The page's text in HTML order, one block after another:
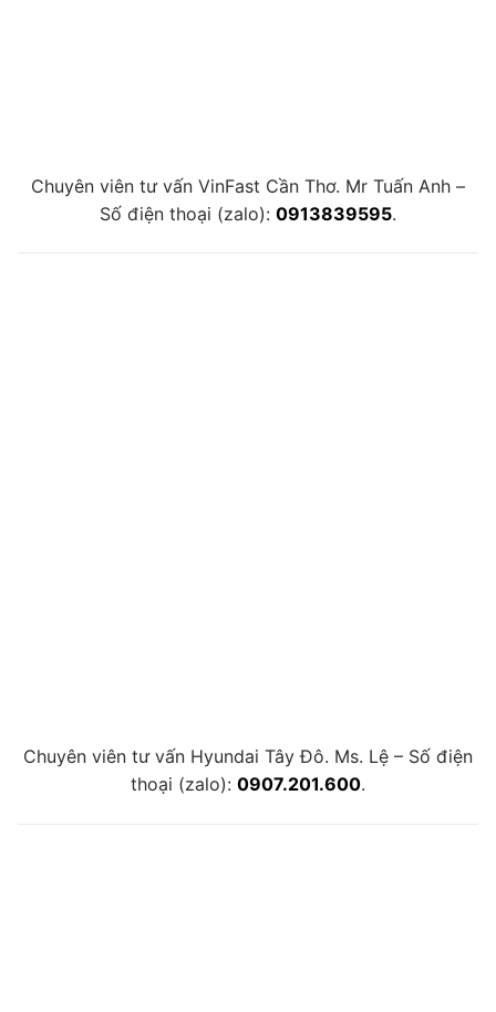
Chuyên viên tư vấn VinFast Cần Thơ. Mr Tuấn Anh –
Số điện thoại (zalo): 0913839595.
Chuyên viên tư vấn Hyundai Tây Đô. Ms. Lệ – Số điện
thoại (zalo): 0907.201.600.